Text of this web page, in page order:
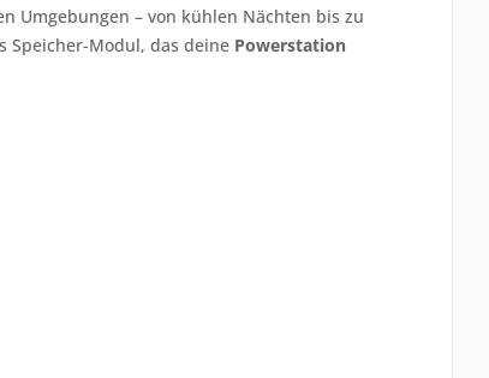
Umgebungen – von kühlen Nächten bis zu
Speicher-Modul, das deine Powerstation